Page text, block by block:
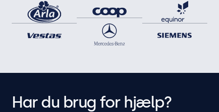
Har du brug for hjælp?